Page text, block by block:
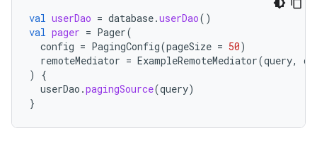
val userDao = database.userDao()
val pager = Pager(
config = PagingConfig(pageSize = 50)
remoteMediator = ExampleRemoteMediator(query,
)
{
userDao .pagingSource(query)
}